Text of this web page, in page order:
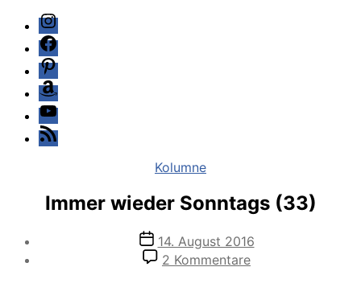
Instagram
Facebook
Pinterest
Amazon
Youtube
Feed
Kategorien
Kolumne
Immer wieder Sonntags (33)
Veröffentlichungsdatum
14. August 2016
2 Kommentarezu